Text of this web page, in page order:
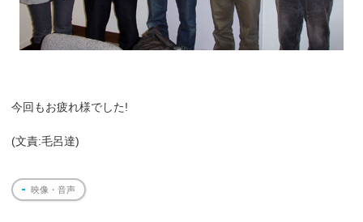
今回もお疲れ様でした!
(文責:毛呂達)
映像・音声